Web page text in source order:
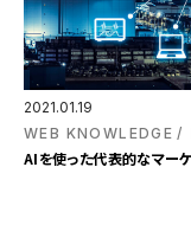
2021.01.19
WEB KNOWLEDGE
AIを使った代表的なマー